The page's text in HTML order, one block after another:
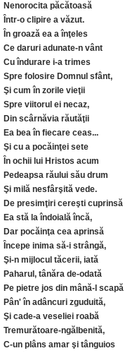
Nenorocita păcătoasă
Într-o clipire a văzut.
În groază ea a înţeles
Ce daruri adunate-n vânt
Cu îndurare i-a trimes
Spre folosire Domnul sfânt,
Şi cum în zorile vieţii
Spre viitorul ei necaz,
Din scârnăvia răutăţii
Ea bea în fiecare ceas...
Şi cu a pocăinţei sete
În ochii lui Hristos acum
Pedeapsa răului său drum
Şi milă nesfârşită vede.
De presimţiri cereşti cuprinsă
Ea stă la îndoială încă,
Dar pocăinţa cea aprinsă
Începe inima să-i strângă,
Şi-n mijlocul tăcerii, iată
Paharul, tânăra de-odată
Pe pietre jos din mână-l scapă
Pân' în adâncuri zguduită,
Şi cade-a veseliei roabă
Tremurătoare-ngălbenită,
C-un plâns amar şi tânguios